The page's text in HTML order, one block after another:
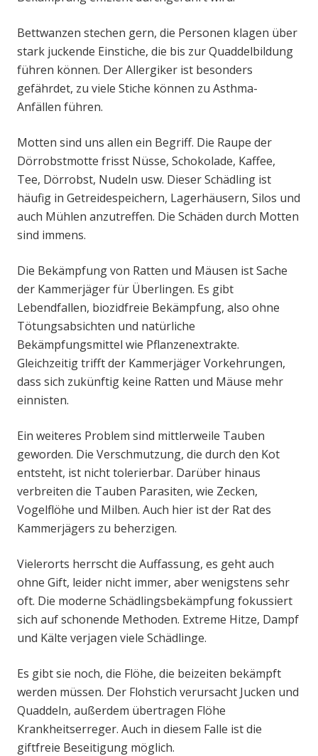
Bettwanzen stechen gern, die Personen klagen über
stark juckende Einstiche, die bis zur Quaddelbildung
führen können. Der Allergiker ist besonders
gefährdet, zu viele Stiche können zu Asthma-
Anfällen führen.
Motten sind uns allen ein Begriff. Die Raupe der
Dörrobstmotte frisst Nüsse, Schokolade, Kaffee,
Tee, Dörrobst, Nudeln usw. Dieser Schädling ist
häufig in Getreidespeichern, Lagerhäusern, Silos und
auch Mühlen anzutreffen. Die Schäden durch Motten
sind immens.
Die Bekämpfung von Ratten und Mäusen ist Sache
der Kammerjäger für Überlingen. Es gibt
Lebendfallen, biozidfreie Bekämpfung, also ohne
Tötungsabsichten und natürliche
Bekämpfungsmittel wie Pflanzenextrakte.
Gleichzeitig trifft der Kammerjäger Vorkehrungen,
dass sich zukünftig keine Ratten und Mäuse mehr
einnisten.
Ein weiteres Problem sind mittlerweile Tauben
geworden. Die Verschmutzung, die durch den Kot
entsteht, ist nicht tolerierbar. Darüber hinaus
verbreiten die Tauben Parasiten, wie Zecken,
Vogelflöhe und Milben. Auch hier ist der Rat des
Kammerjägers zu beherzigen.
Vielerorts herrscht die Auffassung, es geht auch
ohne Gift, leider nicht immer, aber wenigstens sehr
oft. Die moderne Schädlingsbekämpfung fokussiert
sich auf schonende Methoden. Extreme Hitze, Dampf
und Kälte verjagen viele Schädlinge.
Es gibt sie noch, die Flöhe, die beizeiten bekämpft
werden müssen. Der Flohstich verursacht Jucken und
Quaddeln, außerdem übertragen Flöhe
Krankheitserreger. Auch in diesem Falle ist die
giftfreie Beseitigung möglich.